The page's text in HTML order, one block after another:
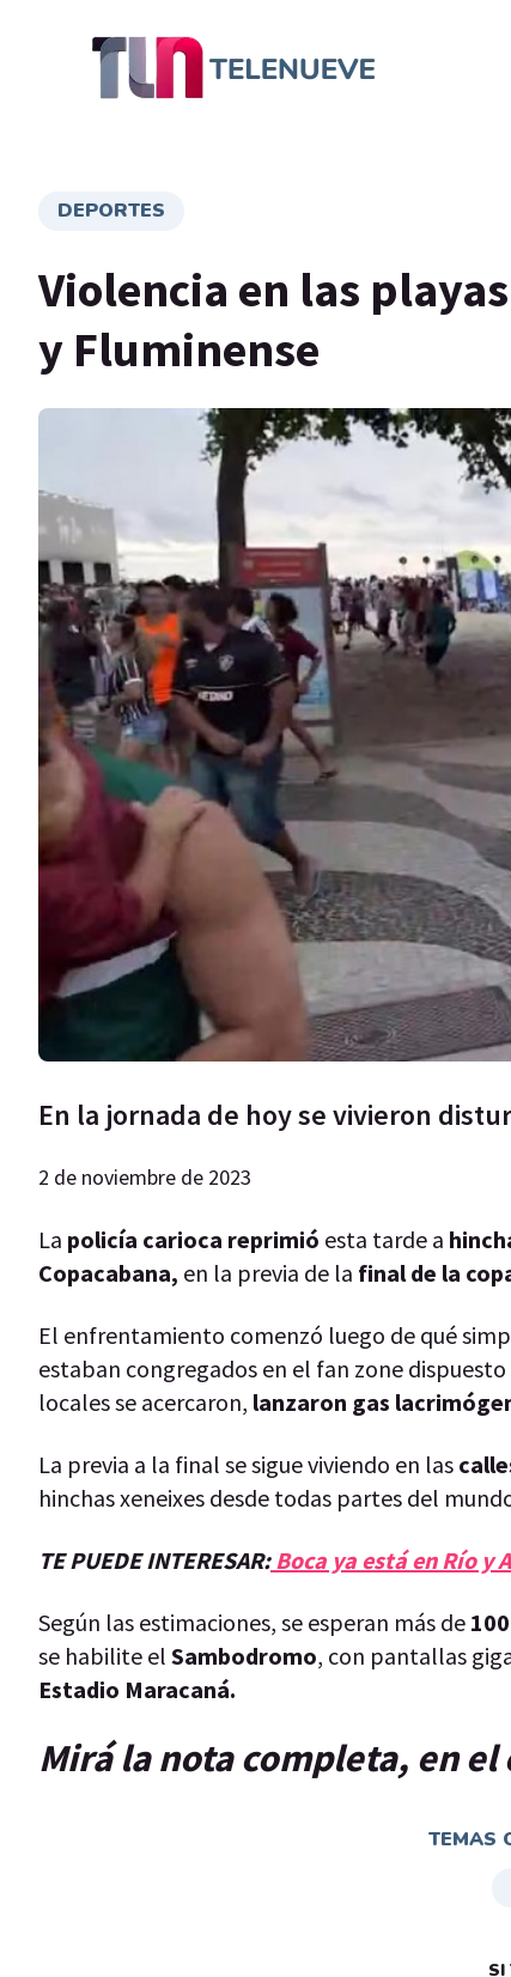
DEPORTES
Violencia en las
y Fluminense
En la jornada de hoy se vivieron
2 de noviembre de 2023
La policía carioca reprimió esta tarde a
Copacabana, en la previa de la final de la
El enfrentamiento comenzó luego de qué
estaban congregados en el fan zone
locales se acercaron, lanzaron gas
La previa a la final se sigue viviendo en las
hinchas xeneixes desde todas partes del
TE PUEDE INTERESAR:Boca ya está en Río y
Según las estimaciones, se esperan más de
se habilite el Sambodromo, con pantallas
Estadio Maracaná.
Mirá la nota completa, en
TEMAS
SI